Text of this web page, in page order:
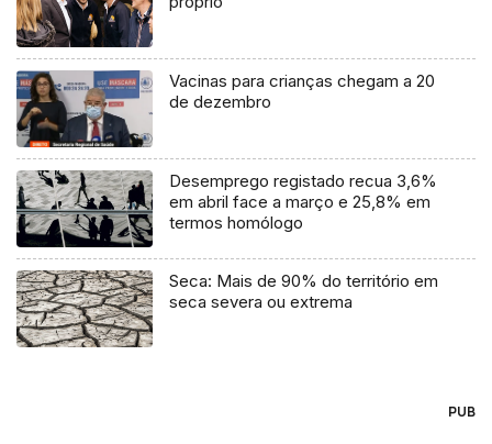
Vacinas para crianças chegam a 20
de dezembro
Desemprego registado recua 3,6%
em abril face a março e 25,8% em
termos homólogo
Seca: Mais de 90% do território em
seca severa ou extrema
PUB